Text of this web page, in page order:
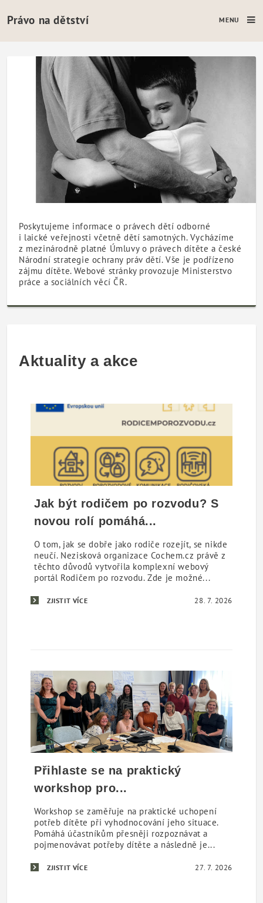
Právo na dětství - Právo na dětství
Poskytujeme informace o právech dětí odborné
i laické veřejnosti včetně dětí samotných. Vycházíme
z mezinárodně platné Úmluvy o právech dítěte a české
Národní strategie ochrany práv dětí. Vše je podřízeno
zájmu dítěte. Webové stránky provozuje Ministerstvo
práce a sociálních věcí ČR.
Aktuality a akce
Jak být rodičem po rozvodu? S
novou rolí pomáhá...
O tom, jak se dobře jako rodiče rozejít, se nikde
neučí. Nezisková organizace Cochem.cz právě z
těchto důvodů vytvořila komplexní webový
portál Rodičem po rozvodu. Zde je možné...
ZJISTIT VÍCE 28. 7. 2026
Přihlaste se na praktický
workshop pro...
Workshop se zaměřuje na praktické uchopení
potřeb dítěte při vyhodnocování jeho situace.
Pomáhá účastníkům přesněji rozpoznávat a
pojmenovávat potřeby dítěte a následně je...
ZJISTIT VÍCE 27. 7. 2026
Právo na dětství MENU